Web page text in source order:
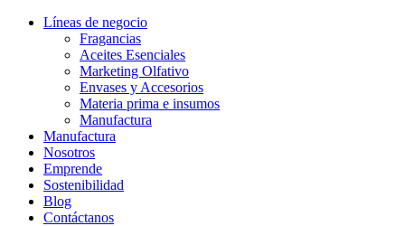
Líneas de negocio
Fragancias
Aceites Esenciales
Marketing Olfativo
Envases y Accesorios
Materia prima e insumos
Manufactura
Manufactura
Nosotros
Emprende
Sostenibilidad
Blog
Contáctanos